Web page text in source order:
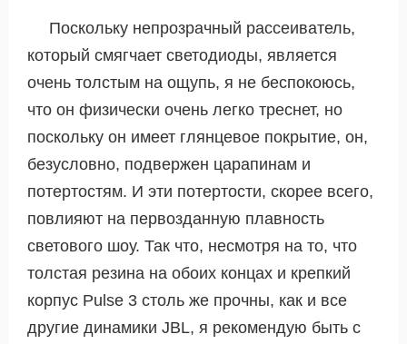
Поскольку непрозрачный рассеиватель,
который смягчает светодиоды, является
очень толстым на ощупь, я не беспокоюсь,
что он физически очень легко треснет, но
поскольку он имеет глянцевое покрытие, он,
безусловно, подвержен царапинам и
потертостям. И эти потертости, скорее всего,
повлияют на первозданную плавность
светового шоу. Так что, несмотря на то, что
толстая резина на обоих концах и крепкий
корпус Pulse 3 столь же прочны, как и все
другие динамики JBL, я рекомендую быть с